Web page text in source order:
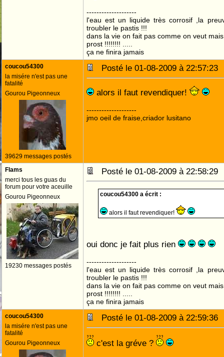
--------------------
l'eau est un liquide très corrosif ,la
troubler le pastis !!!
dans la vie on fait pas comme on veut
prost !!!!!!!! .....
ça ne finira jamais
coucou54300
la misére n'est pas une
fatalité
Gourou Pigeonneux
39629 messages postés
Posté le 01-08-2009 à
alors il faut revendiquer!
--------------------
jmo oeil de fraise,criador lusitano
Flams
merci tous les guas du
forum pour votre aceuille
Gourou Pigeonneux
19230 messages postés
Posté le 01-08-2009 à
coucou54300 a écrit :
alors il faut revendiquer!
oui donc je fait plus rien
--------------------
l'eau est un liquide très corrosif ,la
troubler le pastis !!!
dans la vie on fait pas comme on veut
prost !!!!!!!! .....
ça ne finira jamais
coucou54300
la misére n'est pas une
fatalité
Gourou Pigeonneux
Posté le 01-08-2009 à
c'est la gréve ?